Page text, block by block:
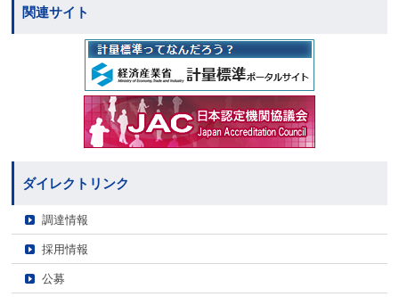
関連サイト
ダイレクトリンク
調達情報
採用情報
公募